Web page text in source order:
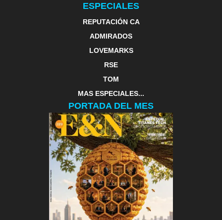
ESPECIALES
REPUTACIÓN CA
ADMIRADOS
LOVEMARKS
RSE
TOM
MAS ESPECIALES...
PORTADA DEL MES